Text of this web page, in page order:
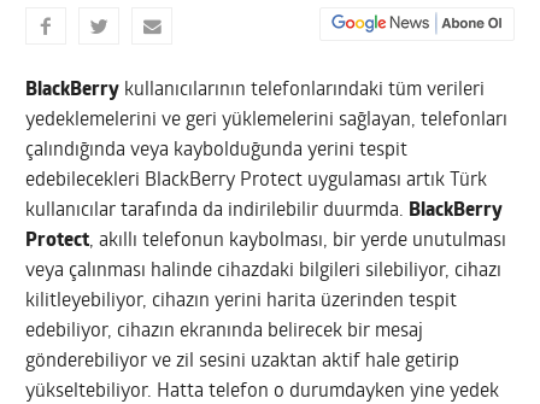
BlackBerry kullanıcılarının telefonlarındaki tüm verileri
yedeklemelerini ve geri yüklemelerini sağlayan, telefonları
çalındığında veya kaybolduğunda yerini tespit
edebilecekleri BlackBerry Protect uygulaması artık Türk
kullanıcılar tarafında da indirilebilir duurmda. BlackBerry
Protect, akıllı telefonun kaybolması, bir yerde unutulması
veya çalınması halinde cihazdaki bilgileri silebiliyor, cihazı
kilitleyebiliyor, cihazın yerini harita üzerinden tespit
edebiliyor, cihazın ekranında belirecek bir mesaj
gönderebiliyor ve zil sesini uzaktan aktif hale getirip
yükseltebiliyor. Hatta telefon o durumdayken yine yedek